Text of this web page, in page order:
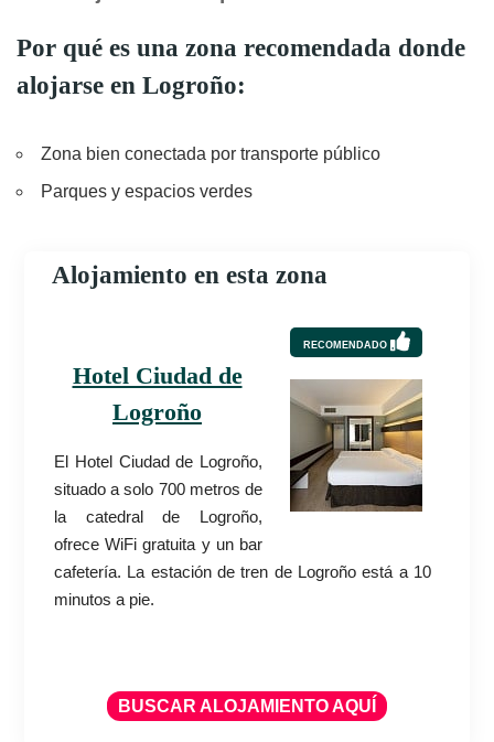
Por qué es una zona recomendada donde
alojarse en Logroño:
Zona bien conectada por transporte público
Parques y espacios verdes
Alojamiento en esta zona
RECOMENDADO
Hotel Ciudad de
Logroño
El Hotel Ciudad de Logroño,
situado a solo 700 metros de
la catedral de Logroño,
ofrece WiFi gratuita y un bar
cafetería. La estación de tren de Logroño está a 10
minutos a pie.
BUSCAR ALOJAMIENTO AQUÍ